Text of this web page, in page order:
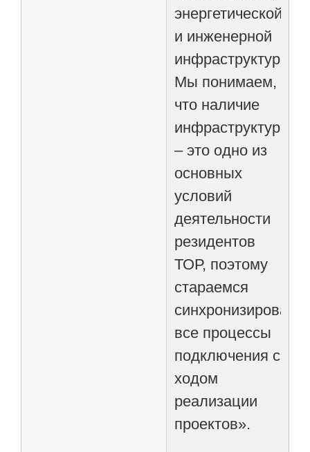
энергетической
и инженерной
инфраструктурой.
Мы понимаем,
что наличие
инфраструктуры
– это одно из
основных
условий
деятельности
резидентов
ТОР, поэтому
стараемся
синхронизировать
все процессы
подключения с
ходом
реализации
проектов».